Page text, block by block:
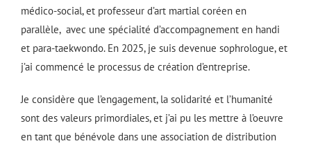
médico-social, et professeur d’art martial coréen en
parallèle, avec une spécialité d’accompagnement en handi
et para-taekwondo. En 2025, je suis devenue sophrologue, et
j’ai commencé le processus de création d’entreprise.
Je considère que l’engagement, la solidarité et l’humanité
sont des valeurs primordiales, et j’ai pu les mettre à l’oeuvre
en tant que bénévole dans une association de distribution